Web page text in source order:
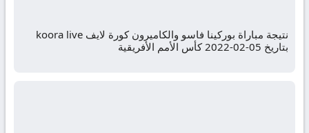
نتيجة مباراة بوركينا فاسو والكاميرون كورة لايف koora live
بتاريخ 05-02-2022 كأس الأمم الأفريقية